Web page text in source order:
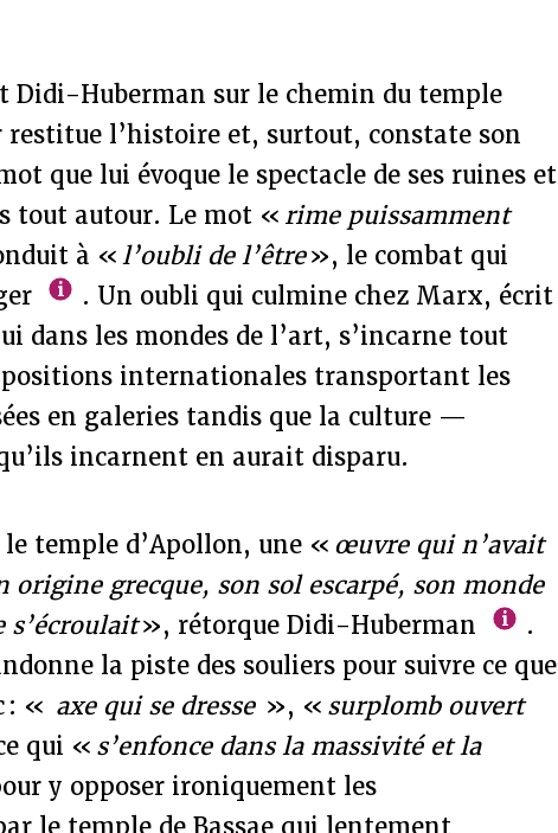
Didi-Huberman sur le chemin du temple
restitue l’histoire et, surtout, constate son
que lui évoque le spectacle de ses ruines et
tout autour. Le mot « rime puissamment
à «l’oubli de l’être», le combat qui
. Un oubli qui culmine chez Marx, écrit
dans les mondes de l’art, s’incarne tout
internationales transportant les
en galeries tandis que la culture —
incarnent en aurait disparu.
temple d’Apollon, une « œuvre qui n’avait
origine grecque, son sol escarpé, son monde
», rétorque Didi-Huberman
.
la piste des souliers pour suivre ce que
: « axe qui se dresse », « surplomb ouvert
qui « s’enfonce dans la massivité et la
y opposer ironiquement les